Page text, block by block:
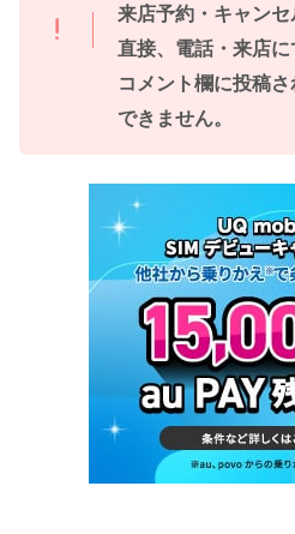
来店予約・キャン
直接、電話・来店に
コメント欄に投稿
できません。